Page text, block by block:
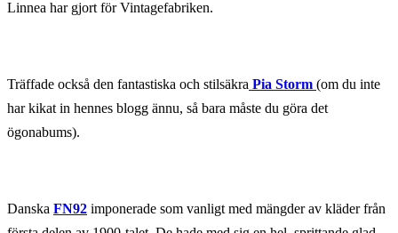
Linnea har gjort för Vintagefabriken.
Träffade också den fantastiska och stilsäkra Pia Storm (om du inte
har kikat in hennes blogg ännu, så bara måste du göra det
ögonabums).
Danska FN92 imponerade som vanligt med mängder av kläder från